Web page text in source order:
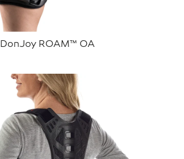
DonJoy ROAM™ OA